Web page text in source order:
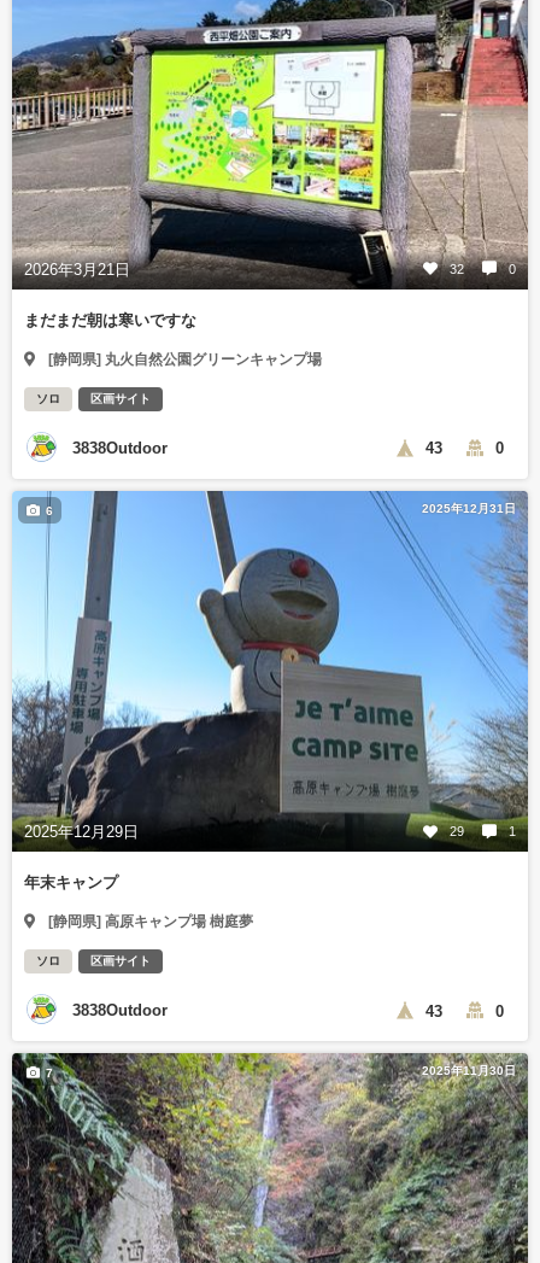
2026年3月21日 32 0
まだまだ朝は寒いですな
[静岡県] 丸火自然公園グリーンキャンプ場
ソロ 区画サイト
3838Outdoor 43 0
2025年12月31日
2025年12月29日 29 1
6
年末キャンプ
[静岡県] 高原キャンプ場 樹庭夢
ソロ 区画サイト
3838Outdoor 43 0
2025年11月30日
7